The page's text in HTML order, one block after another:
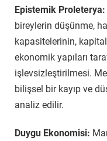
Epistemik Proleterya:
bireylerin düşünme,
kapasitelerinin,
ekonomik yapıları
işlevsizleştirilmesi.
bilişsel bir kayıp ve
analiz edilir.
Duygu Ekonomisi: